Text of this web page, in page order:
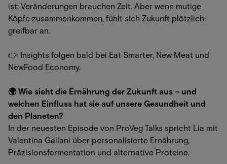
ist: Veränderungen brauchen Zeit. Aber wenn mutige
Köpfe zusammenkommen, fühlt sich Zukunft plötzlich
greifbar an.
👉 Insights folgen bald bei Eat Smarter, New Meat und
NewFood Economy.
🌍 Wie sieht die Ernährung der Zukunft aus – und
welchen Einfluss hat sie auf unsere Gesundheit und
den Planeten?
In der neuesten Episode von ProVeg Talks spricht Lia mit
Valentina Gallani über personalisierte Ernährung,
Präzisionsfermentation und alternative Proteine.